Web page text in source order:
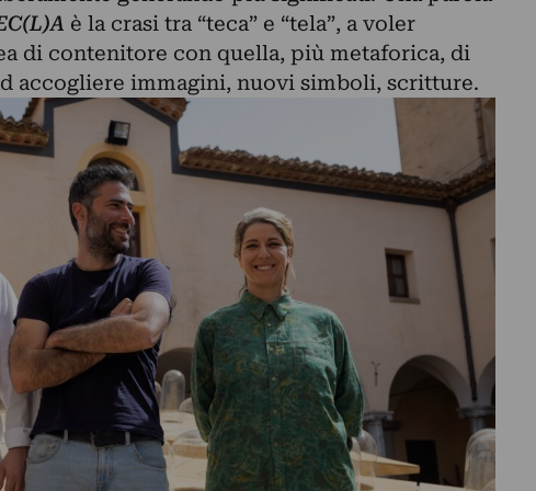
è la crasi tra “teca” e “tela”, a voler
di contenitore con quella, più metaforica, di
accogliere immagini, nuovi simboli, scritture.